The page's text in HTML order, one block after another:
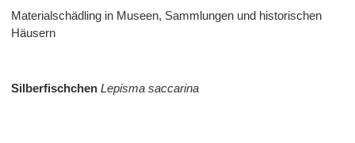
Materialschädling in Museen, Sammlungen und historischen
Häusern
Silberfischchen Lepisma saccarina